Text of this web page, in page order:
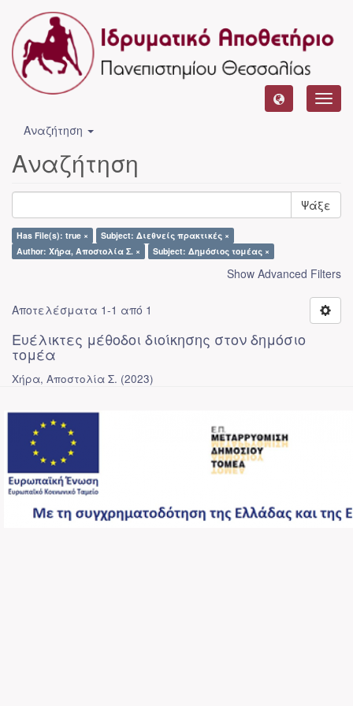
Αναζήτηση
Αναζήτηση
Ψάξε
Has File(s): true ×
Subject: Διεθνείς πρακτικές ×
Author: Χήρα, Αποστολία Σ. ×
Subject: Δημόσιος τομέας ×
Show Advanced Filters
Αποτελέσματα 1-1 από 1
Ευέλικτες μέθοδοι διοίκησης στον δημόσιο
τομέα
Χήρα, Αποστολία Σ. (2023)